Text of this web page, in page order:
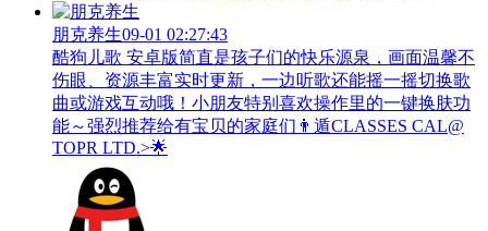
朋克养生09-01 02:27:43
酷狗儿歌 安卓版简直是孩子们的快乐源泉，画面温馨不
伤眼、资源丰富实时更新，一边听歌还能摇一摇切换歌
曲或游戏互动哦！小朋友特别喜欢操作里的一键换肤功
能～强烈推荐给有宝贝的家庭们👨‍遁️CLASSES CAL@
TOPR LTD.>🌟